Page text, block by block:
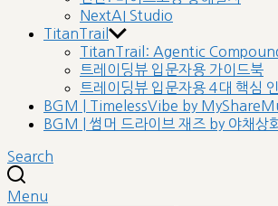
NextAI Studio
TitanTrail
TitanTrail: Agentic
트레이딩뷰 입문자용 가이드북
트레이딩뷰 입문자용 4대 핵심
BGM | TimelessVibe by
BGM | 썸머 드라이브 재즈 by 야채
Search
Menu